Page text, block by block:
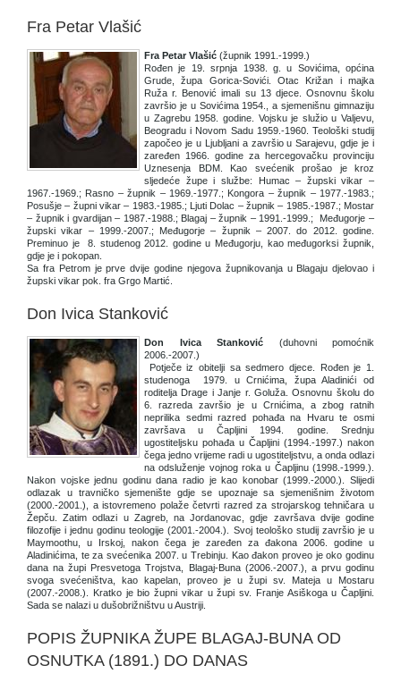
Fra Petar Vlašić
Fra Petar Vlašić (župnik 1991.-1999.)
Rođen je 19. srpnja 1938. g. u Sovićima, općina
Grude, župa Gorica-Sovići. Otac Križan i majka
Ruža r. Benović imali su 13 djece. Osnovnu školu
završio je u Sovićima 1954., a sjemenišnu gimnaziju
u Zagrebu 1958. godine. Vojsku je služio u Valjevu,
Beogradu i Novom Sadu 1959.-1960. Teološki studij
započeo je u Ljubljani a završio u Sarajevu, gdje je i
zaređen 1966. godine za hercegovačku provinciju
Uznesenja BDM. Kao svećenik prošao je kroz
sljedeće župe i službe: Humac – župski vikar –
1967.-1969.; Rasno – župnik – 1969.-1977.; Kongora – župnik – 1977.-1983.;
Posušje – župni vikar – 1983.-1985.; Ljuti Dolac – župnik – 1985.-1987.; Mostar
– župnik i gvardijan – 1987.-1988.; Blagaj – župnik – 1991.-1999.; Međugorje –
župski vikar – 1999.-2007.; Međugorje – župnik – 2007. do 2012. godine.
Preminuo je 8. studenog 2012. godine u Međugorju, kao međugorksi župnik,
gdje je i pokopan.
Sa fra Petrom je prve dvije godine njegova župnikovanja u Blagaju djelovao i
župski vikar pok. fra Grgo Martić.
Don Ivica Stanković
Don Ivica Stanković (duhovni pomoćnik
2006.-2007.)
Potječe iz obitelji sa sedmero djece. Rođen je 1.
studenoga 1979. u Crnićima, župa Aladinići od
roditelja Drage i Janje r. Goluža. Osnovnu školu do
6. razreda završio je u Crnićima, a zbog ratnih
neprilika sedmi razred pohađa na Hvaru te osmi
završava u Čapljini 1994. godine. Srednju
ugostiteljsku pohađa u Čapljini (1994.-1997.) nakon
čega jedno vrijeme radi u ugostiteljstvu, a onda odlazi
na odsluženje vojnog roka u Čapljinu (1998.-1999.).
Nakon vojske jednu godinu dana radio je kao konobar (1999.-2000.). Slijedi
odlazak u travničko sjemenište gdje se upoznaje sa sjemenišnim životom
(2000.-2001.), a istovremeno polaže četvrti razred za strojarskog tehničara u
Žepču. Zatim odlazi u Zagreb, na Jordanovac, gdje završava dvije godine
filozofije i jednu godinu teologije (2001.-2004.). Svoj teološko studij završio je u
Maymoothu, u Irskoj, nakon čega je zaređen za đakona 2006. godine u
Aladinićima, te za svećenika 2007. u Trebinju. Kao đakon proveo je oko godinu
dana na župi Presvetoga Trojstva, Blagaj-Buna (2006.-2007.), a prvu godinu
svoga svećeništva, kao kapelan, proveo je u župi sv. Mateja u Mostaru
(2007.-2008.). Kratko je bio župni vikar u župi sv. Franje Asiškoga u Čapljini.
Sada se nalazi u dušobrižništvu u Austriji.
POPIS ŽUPNIKA ŽUPE BLAGAJ-BUNA OD
OSNUTKA (1891.) DO DANAS